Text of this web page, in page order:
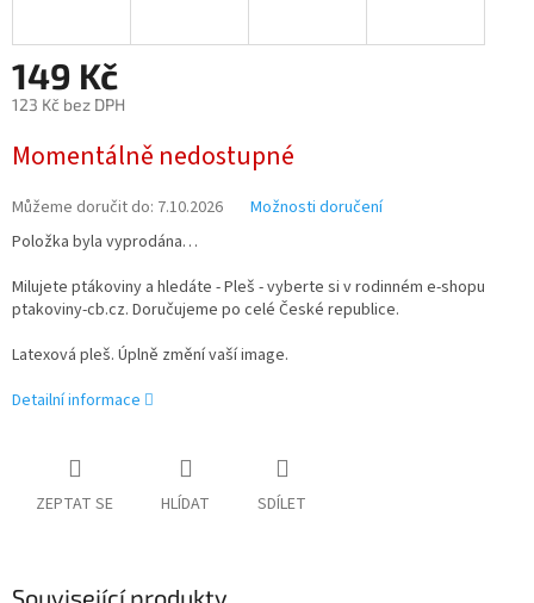
149 Kč
123 Kč bez DPH
cena:
Momentálně nedostupné
Můžeme doručit do: 7.10.2026
Možnosti doručení
Položka byla vyprodána…
Milujete ptákoviny a hledáte - Pleš - vyberte si v rodinném e-shopu
ptakoviny-cb.cz. Doručujeme po celé České republice.
Latexová pleš. Úplně změní vaší image.
Detailní informace
ZEPTAT SE HLÍDAT SDÍLET
Související produkty